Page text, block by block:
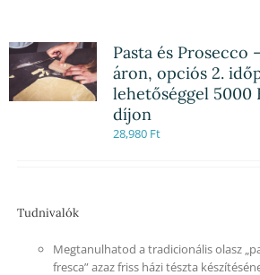
Pasta és Prosecco
áron, opciós 2.
lehetőséggel 5000
díjon
28,980 Ft
Tudnivalók
Megtanulhatod a tradicionális olasz
fresca” azaz friss házi tészta